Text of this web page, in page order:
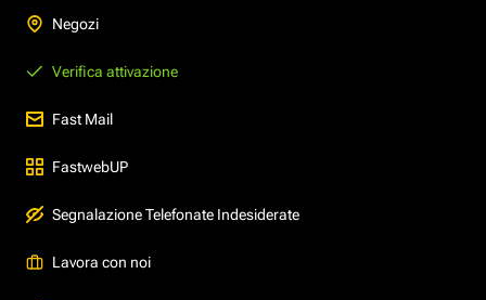
Negozi
Verifica attivazione
Fast Mail
FastwebUP
Segnalazione Telefonate Indesiderate
Lavora con noi